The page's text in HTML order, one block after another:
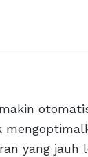
yang jauh